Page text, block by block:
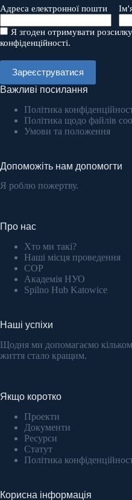
Адреса електронної пошти
Я згоден отримувати
конфіденційності.
Важливі посилання
Політика
Політика щодо файлів
Умови та положення
Допоможіть нам допомогти
Я роблю пожертву.
Про нас
Хто ми такі?
Наші місця проведення
COP
Академія НУО
Spilno Hub Katowice
Наші успіхи
Щодня ми допомагаємо
життя стало кращим.
Якщо коротко
Проекти
Документи
Ресурси
Статут
Політика
Корисна інформація